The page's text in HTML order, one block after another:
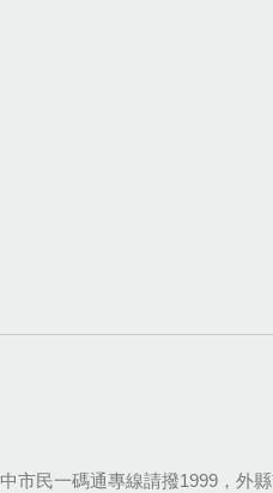
市民一碼通專線請撥1999，外